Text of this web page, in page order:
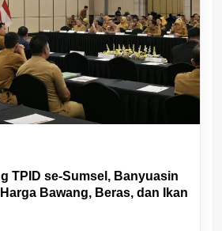
TPID se-Sumsel, Banyuasin
Bawang, Beras, dan Ikan